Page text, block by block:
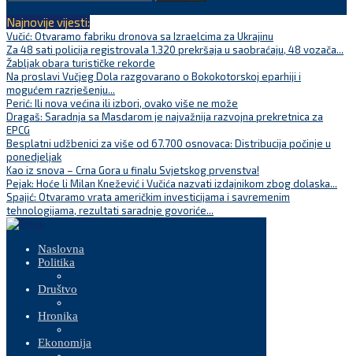
Najnovije vijesti:
Vučić: Otvaramo fabriku dronova sa Izraelcima za Ukrajinu
Za 48 sati policija registrovala 1.320 prekršaja u saobraćaju, 48 vozača...
Žabljak obara turističke rekorde
Na proslavi Vučjeg Dola razgovarano o Bokokotorskoj eparhiji i
mogućem razrješenju...
Perić: Ili nova većina ili izbori, ovako više ne može
Dragaš: Saradnja sa Masdarom je najvažnija razvojna prekretnica za
EPCG
Besplatni udžbenici za više od 67.700 osnovaca: Distribucija počinje u
ponedjeljak
Kao iz snova – Crna Gora u finalu Svjetskog prvenstva!
Pejak: Hoće li Milan Knežević i Vučića nazvati izdajnikom zbog dolaska...
Spajić: Otvaramo vrata američkim investicijama i savremenim
tehnologijama, rezultati saradnje govoriće...
Naslovna
Politika
Društvo
Hronika
Ekonomija